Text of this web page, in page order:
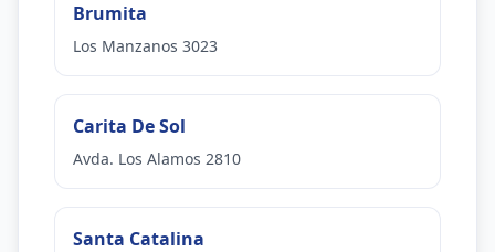
Brumita
Los Manzanos 3023
Carita De Sol
Avda. Los Alamos 2810
Santa Catalina